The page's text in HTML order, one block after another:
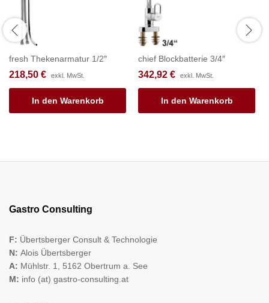
fresh Thekenarmatur 1/2″
218,50 € exkl. MwSt.
In den Warenkorb
chief Blockbatterie 3/4″
342,92 € exkl. MwSt.
In den Warenkorb
Gastro Consulting
F: Übertsberger Consult & Technologie
N: Alois Übertsberger
A: Mühlstr. 1, 5162 Obertrum a. See
M: info (at) gastro-consulting.at